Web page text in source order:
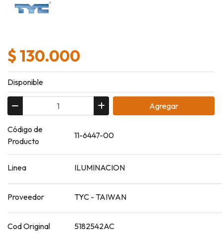
$ 130.000
Disponible
Agregar
Código de
Producto
11-6447-00
Linea ILUMINACION
Proveedor TYC - TAIWAN
Cod Original 5182542AC